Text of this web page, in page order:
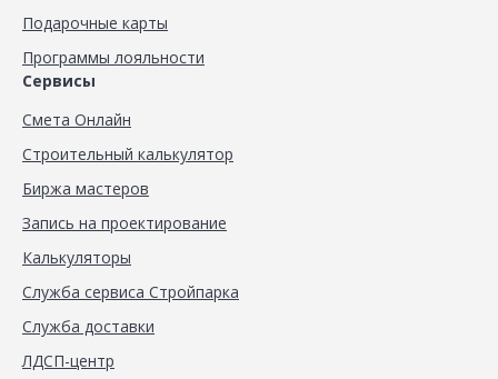
Подарочные карты
Программы лояльности
Сервисы
Смета Онлайн
Строительный калькулятор
Биржа мастеров
Запись на проектирование
Калькуляторы
Служба сервиса Стройпарка
Служба доставки
ЛДСП-центр